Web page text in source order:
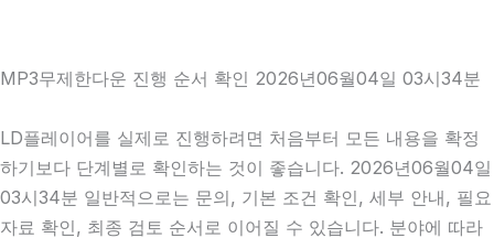
MP3무제한다운 진행 순서 확인 2026년06월04일 03시34분
LD플레이어를 실제로 진행하려면 처음부터 모든 내용을 확정
하기보다 단계별로 확인하는 것이 좋습니다. 2026년06월04일
03시34분 일반적으로는 문의, 기본 조건 확인, 세부 안내, 필요
자료 확인, 최종 검토 순서로 이어질 수 있습니다. 분야에 따라